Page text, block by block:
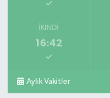
İKINDI
16:42
Aylık Vakitler